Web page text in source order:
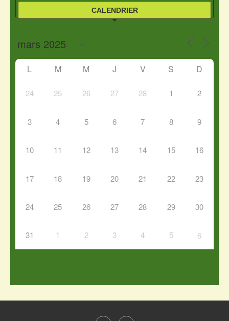
CALENDRIER
L M M J V S D
24 25 26 27 28 1 2
3 4 5 6 7 8 9
10 11 12 13 14 15 16
17 18 19 20 21 22 23
24 25 26 27 28 29 30
31 1 2 3 4 5 6